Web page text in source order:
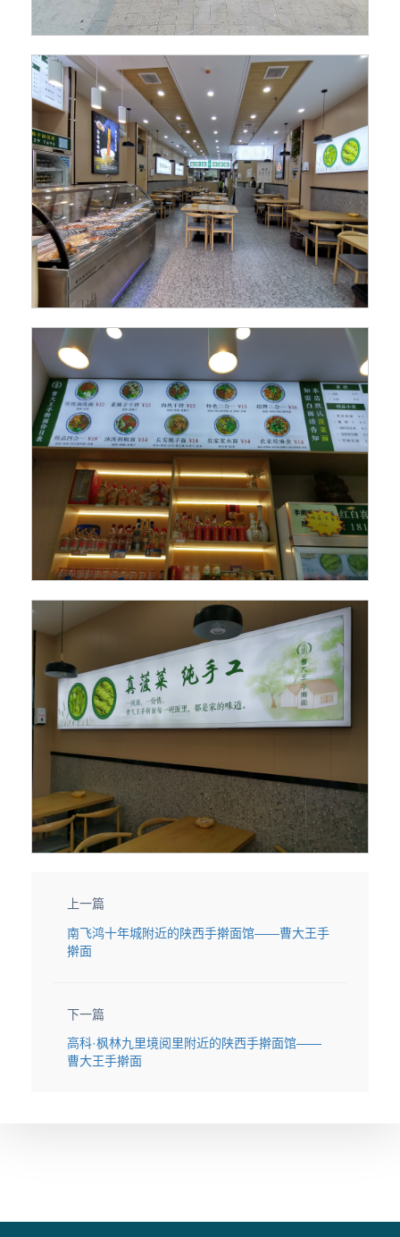
上一篇
南飞鸿十年城附近的陕西手擀面馆——曹大王手
擀面
下一篇
高科·枫林九里境阅里附近的陕西手擀面馆——
曹大王手擀面